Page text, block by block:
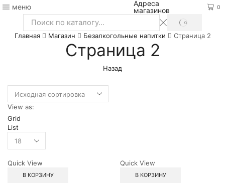
меню
Адреса
магазинов
0
Search
input
SEARCH
Главная Магазин Безалкогольные напитки Страница 2
Страница 2
Назад
View as:
Grid
List
Quick View
В КОРЗИНУ
Quick View
В КОРЗИНУ